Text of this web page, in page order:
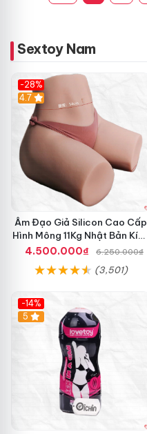
Sextoy Nam
-28%
4.7
Âm Đạo Giả Silicon Cao Cấp
Hình Mông 11Kg Nhật Bản Kích
Thước Như Thật
4.500.000₫ 6.250.000₫
(3,501)
-14%
Hot
5